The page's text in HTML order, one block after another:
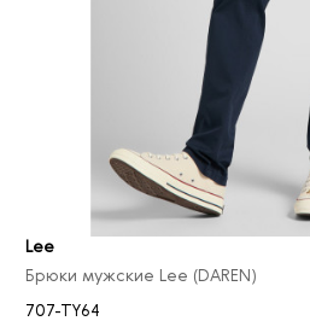
Lee
Брюки мужские Lee (DAREN)
707-TY64